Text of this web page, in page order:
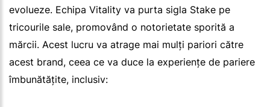
evolueze. Echipa Vitality va purta sigla Stake pe
tricourile sale, promovând o notorietate sporită a
mărcii. Acest lucru va atrage mai mulți pariori către
acest brand, ceea ce va duce la experiențe de pariere
îmbunătățite, inclusiv: